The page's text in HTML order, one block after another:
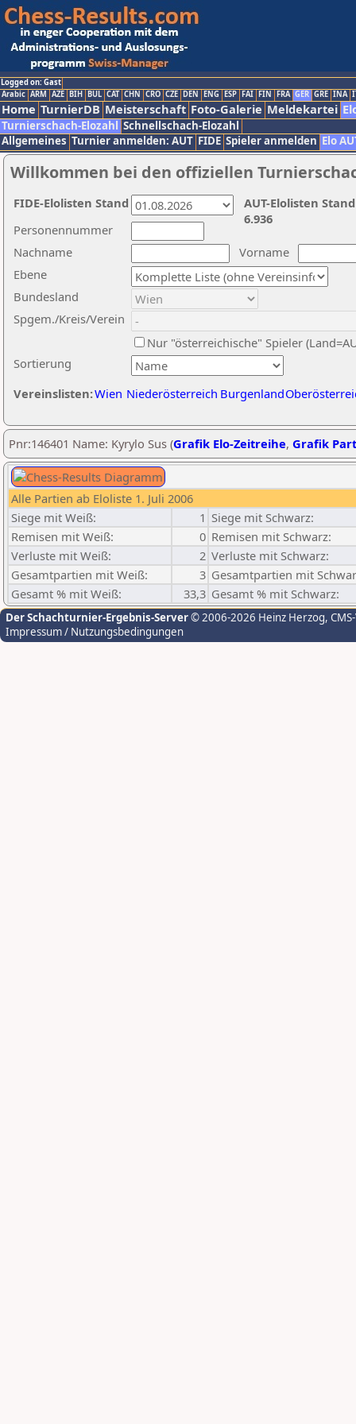
Logged on: Gast
Arabic ARM AZE BIH BUL CAT CHN CRO CZE DEN ENG ESP FAI FIN FRA GER GRE INA
Home TurnierDB Meisterschaft Foto-Galerie Meldekartei
Turnierschach-Elozahl Schnellschach-Elozahl
Allgemeines Turnier anmelden: AUT FIDE Spieler anmelden Elo
Willkommen bei den offiziellen
Nachname
Vorname
Ebene
Sortierung
Personennummer
Bundesland
Spgem./Kreis/Verein
Nur "österreichische" Spieler
Vereinslisten:Wien Niederösterreich Burgenland
AUT-Elolisten
6.936
FIDE-Elolisten Stand
Pnr:146401 Name: Kyrylo Sus (Grafik Elo-Zeitreihe, Grafik
Alle Partien ab Eloliste 1. Juli 2006
Siege mit Weiß:
1 Siege mit Schwarz:
Remisen mit Weiß:
0 Remisen mit Schwarz:
Verluste mit Weiß:
2 Verluste mit Schwarz:
Gesamtpartien mit Weiß:
3 Gesamtpartien mit
Gesamt % mit Weiß:
33,3 Gesamt % mit Schwarz:
Der Schachturnier-Ergebnis-Server© 2006-2026 Heinz Herzog,
Impressum / Nutzungsbedingungen